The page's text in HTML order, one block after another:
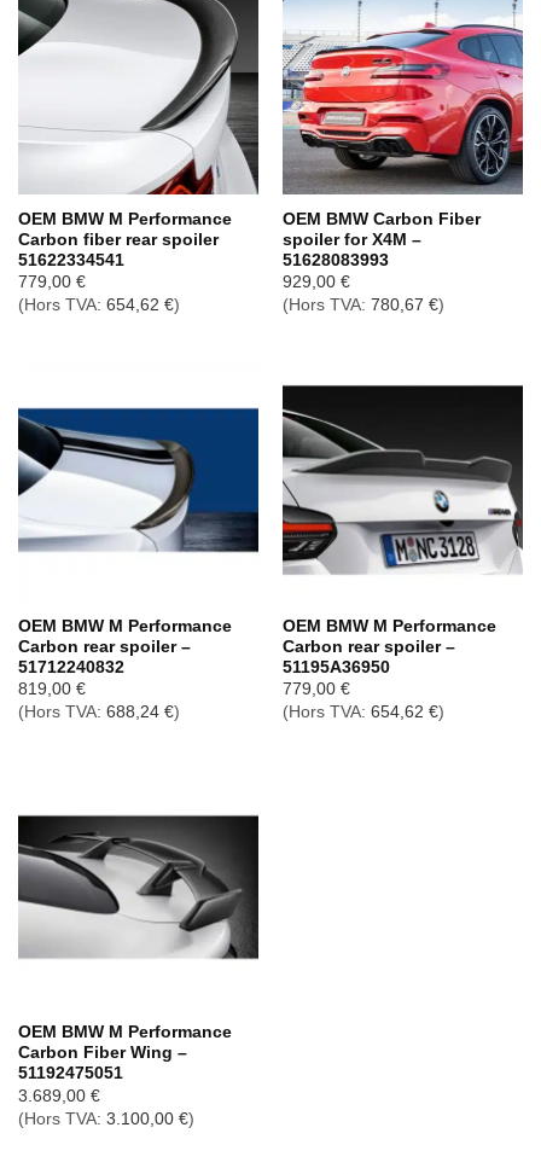
OEM BMW M Performance
Carbon fiber rear spoiler
51622334541
779,00 €
(Hors TVA: 654,62 €)
OEM BMW Carbon Fiber
spoiler for X4M –
51628083993
929,00 €
(Hors TVA: 780,67 €)
OEM BMW M Performance
Carbon rear spoiler –
51712240832
819,00 €
(Hors TVA: 688,24 €)
OEM BMW M Performance
Carbon rear spoiler –
51195A36950
779,00 €
(Hors TVA: 654,62 €)
OEM BMW M Performance
Carbon Fiber Wing –
51192475051
3.689,00 €
(Hors TVA: 3.100,00 €)